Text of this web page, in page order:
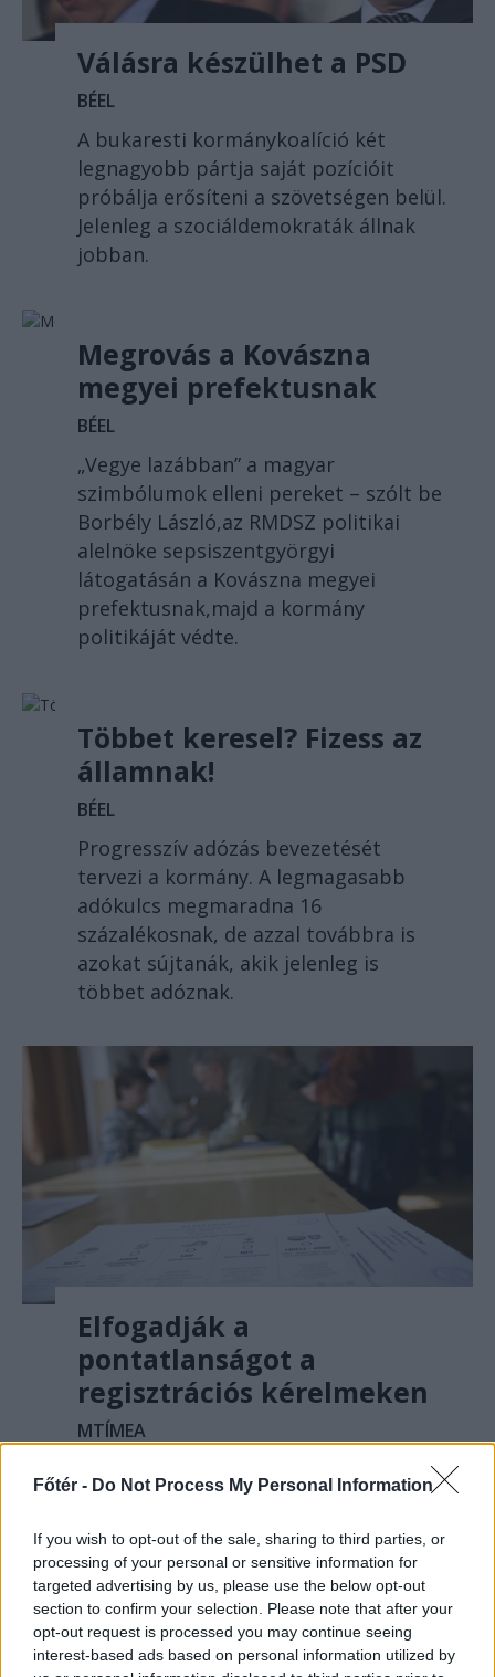
Főtér - Do Not Process My Personal Information
If you wish to opt-out of the sale, sharing to third parties, or
processing of your personal or sensitive information for
targeted advertising by us, please use the below opt-out
section to confirm your selection. Please note that after your
opt-out request is processed you may continue seeing
interest-based ads based on personal information utilized by
Válásra készülhet a PSD
BÉEL
A bukaresti kormánykoalíció két
legnagyobb pártja saját pozícióit
próbálja erősíteni a szövetségen belül.
Jelenleg a szociáldemokraták állnak
jobban.
Megrovás a Kovászna
megyei prefektusnak
BÉEL
„Vegye lazábban” a magyar
szimbólumok elleni pereket – szólt be
Borbély László,az RMDSZ politikai
alelnöke sepsiszentgyörgyi
látogatásán a Kovászna megyei
prefektusnak,majd a kormány
politikáját védte.
Többet keresel? Fizess az
államnak!
BÉEL
Progresszív adózás bevezetését
tervezi a kormány. A legmagasabb
adókulcs megmaradna 16
százalékosnak, de azzal továbbra is
azokat sújtanák, akik jelenleg is
többet adóznak.
Elfogadják a
pontatlanságot a
regisztrációs kérelmeken
MTÍMEA
szocializációja, többek között ezért is
elfogadják a pontatlanul kitöltött
regisztrációs kérelmeket. Március
közepéig lehet regisztrálni.